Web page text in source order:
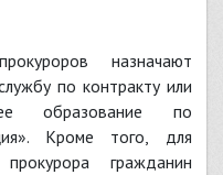
назначают
по контракту или
образование по
Кроме того, для
гражданин